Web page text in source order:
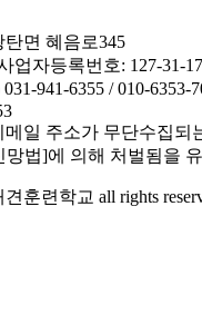
면 혜음로345
업자등록번호: 127-31-
941-6355 / 010-6353-
메일 주소가 무단수집되
망법]에 의해 처벌됨을
훈련학교 all rights